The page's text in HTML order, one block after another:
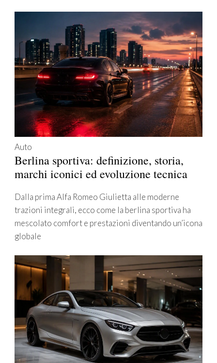
Auto
Berlina sportiva: definizione, storia,
marchi iconici ed evoluzione tecnica
Dalla prima Alfa Romeo Giulietta alle moderne
trazioni integrali, ecco come la berlina sportiva ha
mescolato comfort e prestazioni diventando un’icona
globale